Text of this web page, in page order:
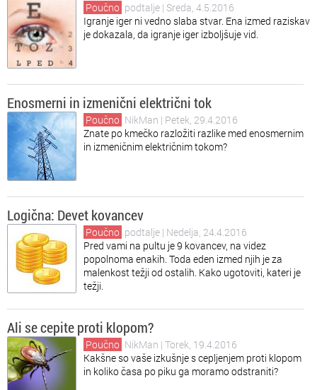
Poučno podtalje | Sreda, 4.5.2016
Igranje iger ni vedno slaba stvar. Ena izmed raziskav
je dokazala, da igranje iger izboljšuje vid.
Enosmerni in izmenični električni tok
Poučno NikMan | Petek, 29.4.2016
Znate po kmečko razložiti razlike med enosmernim
in izmeničnim električnim tokom?
Logična: Devet kovancev
Poučno podtalje | Nedelja, 24.4.2016
Pred vami na pultu je 9 kovancev, na videz
popolnoma enakih. Toda eden izmed njih je za
malenkost težji od ostalih. Kako ugotoviti, kateri je
težji.
Ali se cepite proti klopom?
Poučno NikMan | Torek, 19.4.2016
Kakšne so vaše izkušnje s cepljenjem proti klopom
in koliko časa po piku ga moramo odstraniti?